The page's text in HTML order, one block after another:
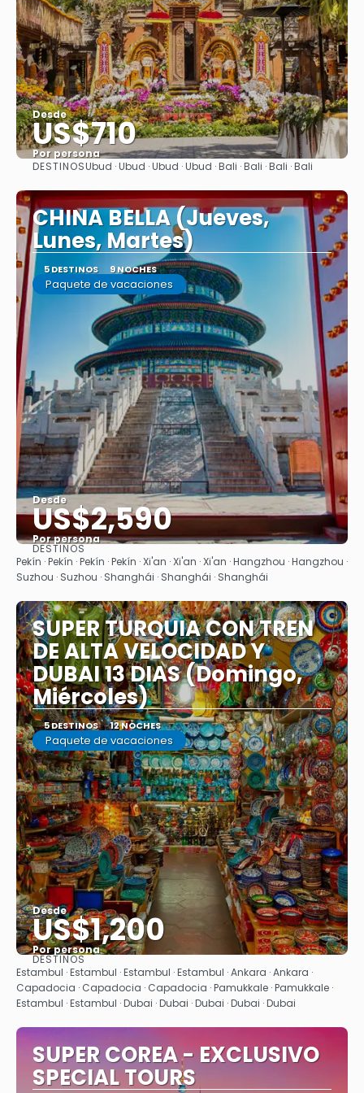
Desde
US$710
Por persona
Ver
DESTINOSUbud · Ubud · Ubud · Ubud · Bali · Bali · Bali · Bali
CHINA BELLA (Jueves,
Lunes, Martes)
5 DESTINOS 9 NOCHES
Paquete de vacaciones
Desde
US$2,590
Por persona
Ver
DESTINOS
Pekín · Pekín · Pekín · Pekín · Xi'an · Xi'an · Xi'an · Hangzhou · Hangzhou ·
Suzhou · Suzhou · Shanghái · Shanghái · Shanghái
SUPER TURQUIA CON TREN
DE ALTA VELOCIDAD Y
DUBAI 13 DIAS (Domingo,
Miércoles)
5 DESTINOS 12 NOCHES
Paquete de vacaciones
Desde
US$1,200
Por persona
Ver
DESTINOS
Estambul · Estambul · Estambul · Estambul · Ankara · Ankara ·
Capadocia · Capadocia · Capadocia · Pamukkale · Pamukkale ·
Estambul · Estambul · Dubai · Dubai · Dubai · Dubai · Dubai
SUPER COREA - EXCLUSIVO
SPECIAL TOURS